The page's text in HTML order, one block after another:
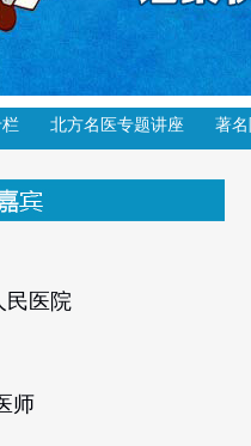
北方名医专题讲座 著
民医院
师